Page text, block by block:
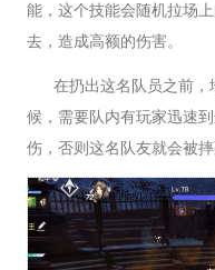
能，这个技能会随机拉场
去，造成高额的伤害。
在扔出这名队员之前，
候，需要队内有玩家迅速
伤，否则这名队友就会被摔